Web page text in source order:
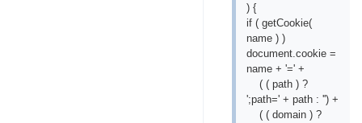
) {
if ( getCookie(
name ) )
document.cookie =
name + '=' +
( ( path ) ?
';path=' + path : '') +
( ( domain ) ?